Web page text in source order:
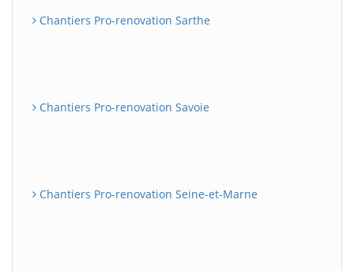
Chantiers Pro-renovation Sarthe
Chantiers Pro-renovation Savoie
Chantiers Pro-renovation Seine-et-Marne